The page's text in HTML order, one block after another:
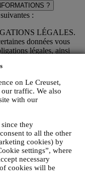
on Le Creuset,
our traffic. We also
with our
they
to all the other
cookies) by
settings”, where
necessary
cookies will be
?
:
LÉGALES.
données vous
légales, ainsi
un compte Le
série d’avantages
vous permettra de
un passage plus
adresses
les commandes.
pour nous permettre de
d’un compte Le
ET ASSURER LA
OU LA